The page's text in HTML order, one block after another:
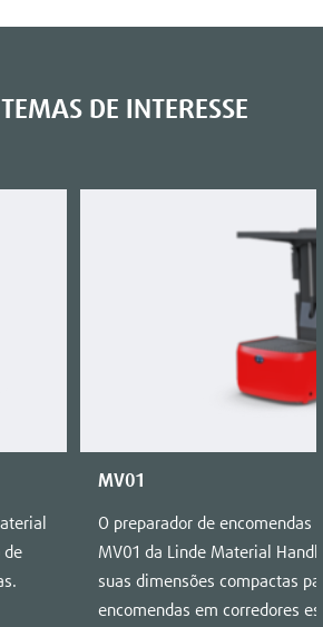
DE INTERESSE
de
MV01
O preparador de encomendas
MV01 da Linde Material
suas dimensões compactas
encomendas em corredores